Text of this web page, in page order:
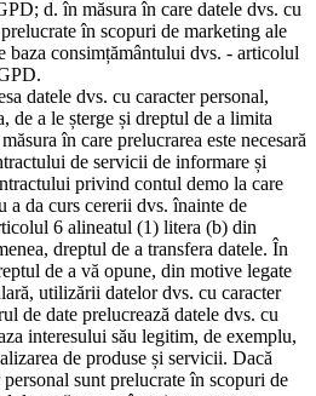
d. în măsura în care datele dvs. cu
în scopuri de marketing ale
baza consimțământului dvs. - articolul
datele dvs. cu caracter personal,
de a le șterge și dreptul de a limita
în care prelucrarea este necesară
de servicii de informare și
privind contul demo la care
a da curs cererii dvs. înainte de
6 alineatul (1) litera (b) din
dreptul de a transfera datele. În
de a vă opune, din motive legate
utilizării datelor dvs. cu caracter
de date prelucrează datele dvs. cu
interesului său legitim, de exemplu,
de produse și servicii. Dacă
sunt prelucrate în scopuri de